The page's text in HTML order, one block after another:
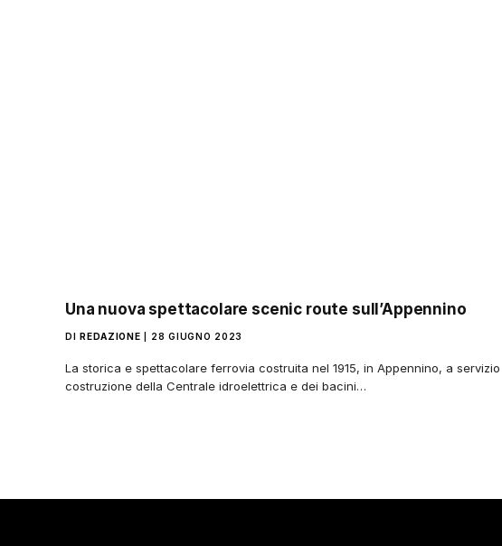
Una nuova spettacolare scenic route sull’Appennino
DI REDAZIONE 28 GIUGNO 2023
La storica e spettacolare ferrovia costruita nel 1915, in Appennino, a
costruzione della Centrale idroelettrica e dei bacini…